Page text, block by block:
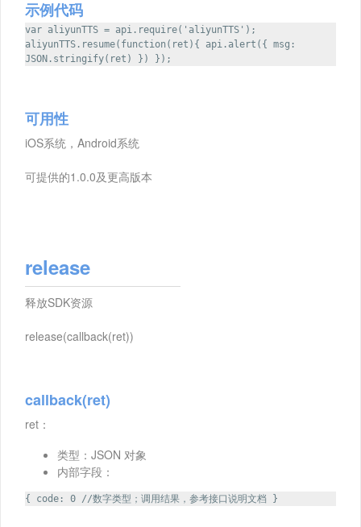
示例代码
var aliyunTTS = api.require('aliyunTTS');
aliyunTTS.resume(function(ret){ api.alert({ msg:
JSON.stringify(ret) }) });
可用性
iOS系统，Android系统
可提供的1.0.0及更高版本
release
释放SDK资源
release(callback(ret))
callback(ret)
ret：
类型：JSON 对象
内部字段：
{ code: 0 //数字类型；调用结果，参考接口说明文档 }